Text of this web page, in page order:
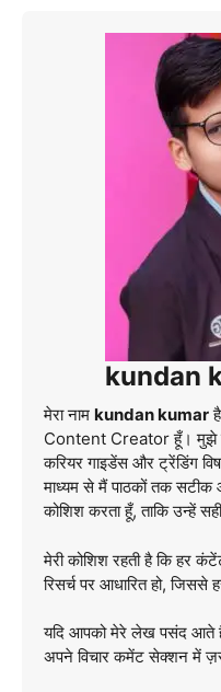
kundan
मेरा नाम kundan kumar
Content Creator हूँ। मुझे
करियर गाइडेंस और ट्रेंडिंग
माध्यम से मैं पाठकों तक सटीक
कोशिश करता हूँ, ताकि उन्हें
मेरी कोशिश रहती है कि हर
रिसर्च पर आधारित हो, जिससे
यदि आपको मेरे लेख पसंद आते
अपने विचार कमेंट सेक्शन में